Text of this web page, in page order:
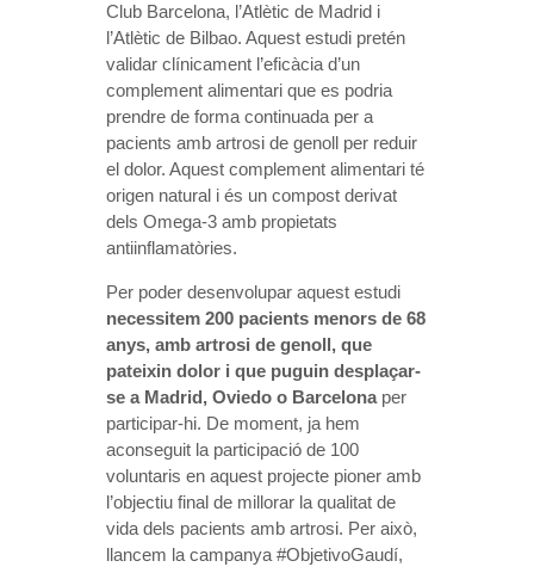
Club Barcelona, ​​l’Atlètic de Madrid i
l’Atlètic de Bilbao. Aquest estudi pretén
validar clínicament l’eficàcia d’un
complement alimentari que es podria
prendre de forma continuada per a
pacients amb artrosi de genoll per reduir
el dolor. Aquest complement alimentari té
origen natural i és un compost derivat
dels Omega-3 amb propietats
antiinflamatòries.
Per poder desenvolupar aquest estudi
necessitem 200 pacients menors de 68
anys, amb artrosi de genoll, que
pateixin dolor i que puguin desplaçar-
se a Madrid, Oviedo o Barcelonaper
participar-hi. De moment, ja hem
aconseguit la participació de 100
voluntaris en aquest projecte pioner amb
l’objectiu final de millorar la qualitat de
vida dels pacients amb artrosi. Per això,
llancem la campanya #ObjetivoGaudí,